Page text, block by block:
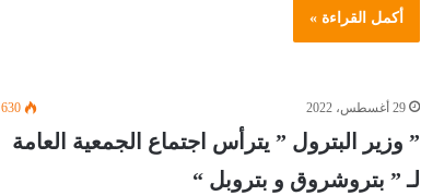
أكمل القراءة »
29 أغسطس، 2022 630
” وزير البترول ” يترأس اجتماع الجمعية العامة
لـ ” بتروشروق و بتروبل “